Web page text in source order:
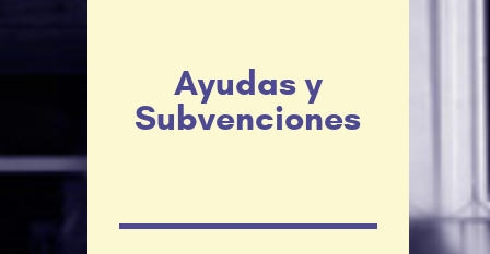
Ayudas y
Subvenciones